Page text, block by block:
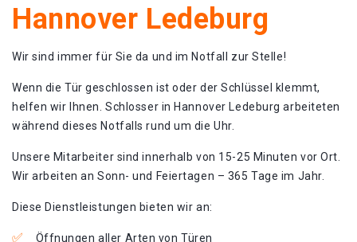
Hannover Ledeburg
Wir sind immer für Sie da und im Notfall zur Stelle!
Wenn die Tür geschlossen ist oder der Schlüssel klemmt,
helfen wir Ihnen. Schlosser in Hannover Ledeburg arbeiteten
während dieses Notfalls rund um die Uhr.
Unsere Mitarbeiter sind innerhalb von 15-25 Minuten vor Ort.
Wir arbeiten an Sonn- und Feiertagen – 365 Tage im Jahr.
Diese Dienstleistungen bieten wir an:
Öffnungen aller Arten von Türen